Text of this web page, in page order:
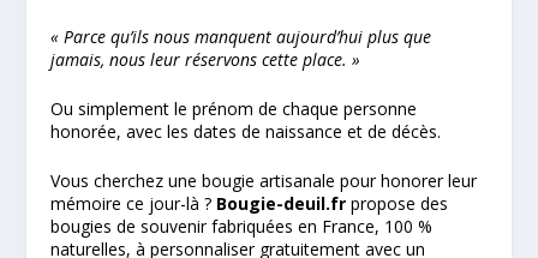
« Parce qu’ils nous manquent aujourd’hui plus que
jamais, nous leur réservons cette place. »
Ou simplement le prénom de chaque personne
honorée, avec les dates de naissance et de décès.
Vous cherchez une bougie artisanale pour honorer leur
mémoire ce jour-là ? Bougie-deuil.fr propose des
bougies de souvenir fabriquées en France, 100 %
naturelles, à personnaliser gratuitement avec un